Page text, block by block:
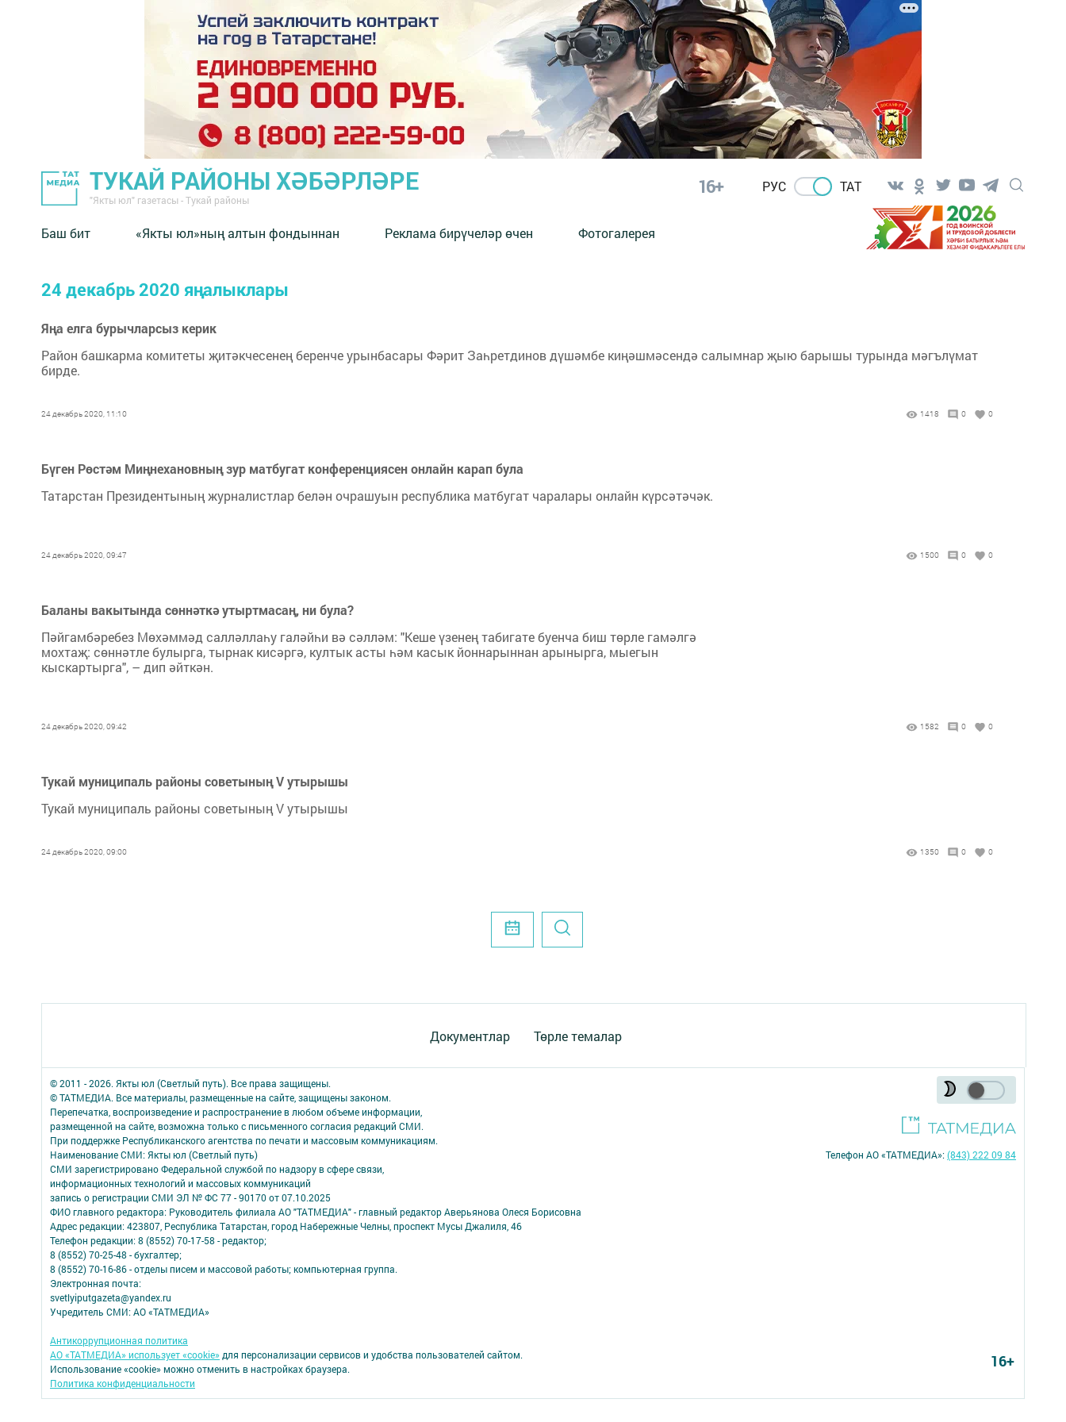
ТУКАЙ РАЙОНЫ ХӘБӘРЛӘРЕ
"Якты юл" газетасы - Тукай районы
16+ РУС ТАТ
Баш бит «Якты юл»ның алтын фондыннан Реклама бирүчеләр өчен Фотогалерея
24 декабрь 2020 яңалыклары
Яңа елга бурычларсыз керик
Район башкарма комитеты җитәкчесенең беренче урынбасары Фәрит Заһретдинов дүшәмбе киңәшмәсендә салымнар җыю барышы турында мәгълүмат
бирде.
24 декабрь 2020, 11:10 1418 0 0
Бүген Рөстәм Миңнехановның зур матбугат конференциясен онлайн карап була
Татарстан Президентының журналистлар белән очрашуын республика матбугат чаралары онлайн күрсәтәчәк.
24 декабрь 2020, 09:47 1500 0 0
Баланы вакытында сөннәткә утыртмасаң, ни була?
Пәйгамбәребез Мөхәммәд салләллаһу галәйһи вә сәлләм: "Кеше үзенең табигате буенча биш төрле гамәлгә
мохтаҗ: сөннәтле булырга, тырнак кисәргә, култык асты һәм касык йоннарыннан арынырга, мыегын
кыскартырга", – дип әйткән.
24 декабрь 2020, 09:42 1582 0 0
Тукай муниципаль районы советының V утырышы
Тукай муниципаль районы советының V утырышы
24 декабрь 2020, 09:00 1350 0 0
Документлар Төрле темалар
© 2011 - 2026. Якты юл (Светлый путь). Все права защищены.
© ТАТМЕДИА. Все материалы, размещенные на сайте, защищены законом.
Перепечатка, воспроизведение и распространение в любом объеме информации,
размещенной на сайте, возможна только с письменного согласия редакций СМИ.
При поддержке Республиканского агентства по печати и массовым коммуникациям.
Наименование СМИ: Якты юл (Светлый путь)
СМИ зарегистрировано Федеральной службой по надзору в сфере связи,
информационных технологий и массовых коммуникаций
запись о регистрации СМИ ЭЛ № ФС 77 - 90170 от 07.10.2025
ФИО главного редактора: Руководитель филиала АО "ТАТМЕДИА" - главный редактор Аверьянова Олеся Борисовна
Адрес редакции: 423807, Республика Татарстан, город Набережные Челны, проспект Мусы Джалиля, 46
Телефон редакции: 8 (8552) 70-17-58 - редактор;
8 (8552) 70-25-48 - бухгалтер;
8 (8552) 70-16-86 - отделы писем и массовой работы; компьютерная группа.
Электронная почта:
svetlyiputgazeta@yandex.ru
Учредитель СМИ: АО «ТАТМЕДИА»
Антикоррупционная политика
АО «ТАТМЕДИА» использует «cookie» для персонализации сервисов и удобства пользователей сайтом.
Использование «cookie» можно отменить в настройках браузера.
Политика конфиденциальности
Телефон АО «ТАТМЕДИА»:(843) 222 09 84
16+